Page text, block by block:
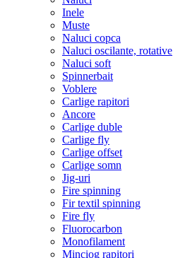
Inele
Muste
Naluci copca
Naluci oscilante, rotative
Naluci soft
Spinnerbait
Voblere
Carlige rapitori
Ancore
Carlige duble
Carlige fly
Carlige offset
Carlige somn
Jig-uri
Fire spinning
Fir textil spinning
Fire fly
Fluorocarbon
Monofilament
Minciog rapitori